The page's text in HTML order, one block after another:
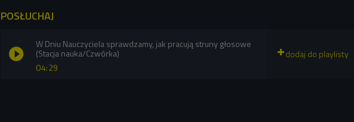
POSŁUCHAJ
04:29
W Dniu Nauczyciela sprawdzamy, jak pracują struny głosowe
(Stacja nauka/Czwórka)